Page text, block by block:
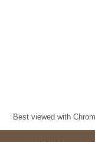
Best viewed with